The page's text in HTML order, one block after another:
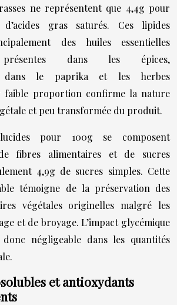
ne représentent que 4,4g pour
gras saturés. Ces lipides
des huiles essentielles
présentes dans les épices,
dans le paprika et les herbes
faible proportion confirme la nature
et peu transformée du produit.
pour 100g se composent
fibres alimentaires et de sucres
4,9g de sucres simples. Cette
témoigne de la préservation des
végétales originelles malgré les
et de broyage. L’impact glycémique
négligeable dans les quantités
et antioxydants